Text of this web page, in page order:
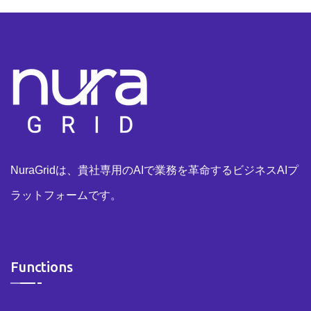
NuraGridは、貴社専用のAIで業務を革命するビジネスAIプ
ラットフォームです。
Functions